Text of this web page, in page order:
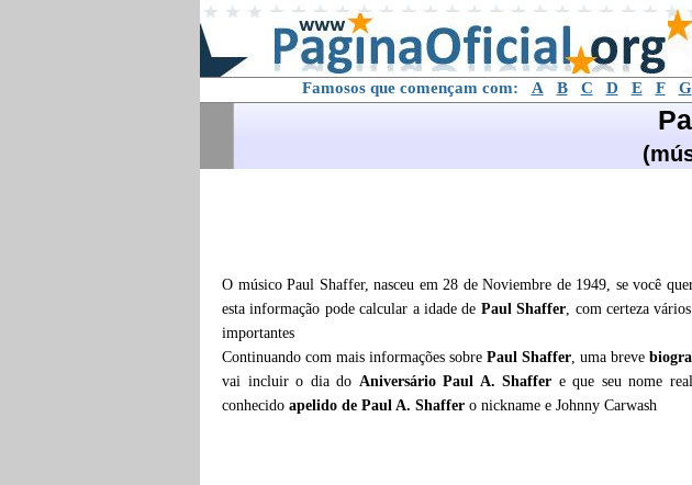
Famosos que començam com: A B C D E F G
O músico Paul Shaffer, nasceu em 28 de Noviembre de 1949, se você
esta informação pode calcular a idade de Paul Shaffer, com certeza
importantes
Continuando com mais informações sobre Paul Shaffer, uma breve
vai incluir o dia do Aniversário Paul A. Shaffer e que seu nome
conhecido apelido de Paul A. Shaffer o nickname e Johnny Carwash